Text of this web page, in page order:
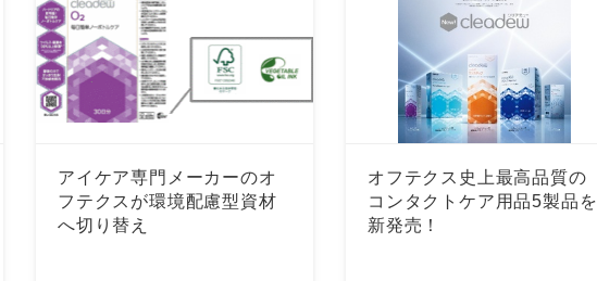
アイケア専門メーカーのオ
フテクスが環境配慮型資材
へ切り替え
オフテクス史上最高品質の
コンタクトケア用品5製品を
新発売！